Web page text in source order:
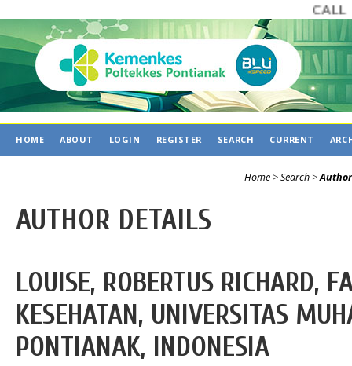
CALL
HOME ABOUT LOGIN REGISTER SEARCH CURRENT
Home >Search >
AUTHOR DETAILS
LOUISE, ROBERTUS RICHARD,
KESEHATAN, UNIVERSITAS
PONTIANAK, INDONESIA